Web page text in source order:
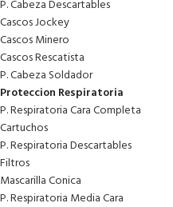
P. Cabeza Descartables
Cascos Jockey
Cascos Minero
Cascos Rescatista
P. Cabeza Soldador
Proteccion Respiratoria
P. Respiratoria Cara Completa
Cartuchos
P. Respiratoria Descartables
Filtros
Mascarilla Conica
P. Respiratoria Media Cara